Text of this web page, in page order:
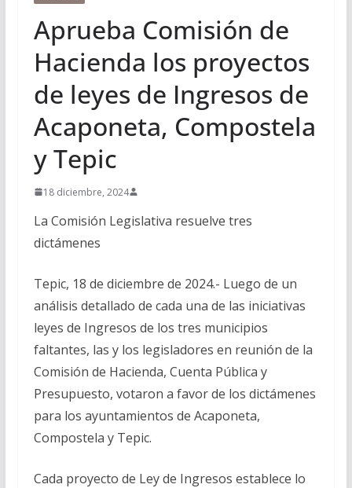
Aprueba Comisión de
Hacienda los proyectos
de leyes de Ingresos de
Acaponeta, Compostela
y Tepic
18 diciembre, 2024
La Comisión Legislativa resuelve tres
dictámenes
Tepic, 18 de diciembre de 2024.- Luego de un
análisis detallado de cada una de las iniciativas
leyes de Ingresos de los tres municipios
faltantes, las y los legisladores en reunión de la
Comisión de Hacienda, Cuenta Pública y
Presupuesto, votaron a favor de los dictámenes
para los ayuntamientos de Acaponeta,
Compostela y Tepic.
Cada proyecto de Ley de Ingresos establece lo